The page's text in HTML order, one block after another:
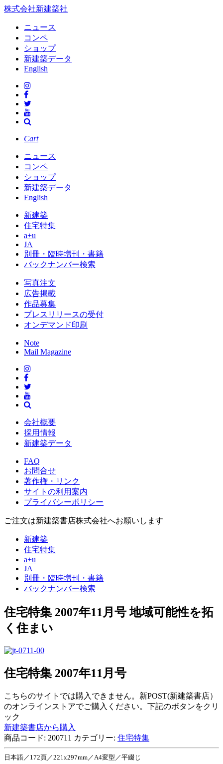
株式会社新建築社
ニュース
コンペ
ショップ
新建築データ
English
Cart
ニュース
コンペ
ショップ
新建築データ
English
新建築
住宅特集
a+u
JA
別冊・臨時増刊・書籍
バックナンバー検索
写真注文
広告掲載
作品募集
プレスリリースの受付
オンデマンド印刷
Note
Mail Magazine
会社概要
採用情報
新建築データ
FAQ
お問合せ
著作権・リンク
サイトの利用案内
プライバシーポリシー
ご注文は新建築書店株式会社へお願いします
新建築
住宅特集
a+u
JA
別冊・臨時増刊・書籍
バックナンバー検索
住宅特集 2007年11月号地域可能性を拓
く住まい
住宅特集 2007年11月号
こちらのサイトでは購入できません。新POST(新建築書店）
のオンラインストアでご購入ください。下記のボタンをクリ
ック
新建築書店から購入
商品コード: 200711 カテゴリー: 住宅特集
日本語／172頁／221x297mm／A4変型／平綴じ